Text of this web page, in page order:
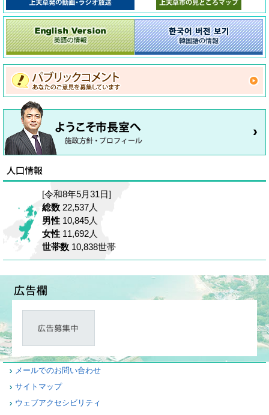
[令和8年5月31日]
総数 22,537人
男性 10,845人
女性 11,692人
世帯数 10,838世帯
メールでのお問い合わせ
サイトマップ
ウェブアクセシビリティ